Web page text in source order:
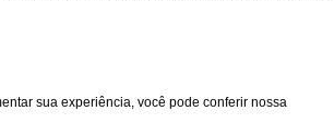
sua experiência, você pode conferir nossa